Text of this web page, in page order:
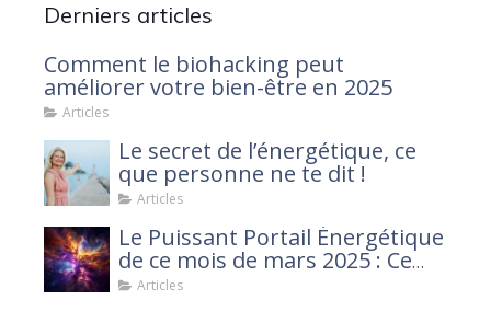
Derniers articles
Comment le biohacking peut
améliorer votre bien-être en 2025
Articles
Le secret de l’énergétique, ce
que personne ne te dit !
Articles
Le Puissant Portail Énergétique
de ce mois de mars 2025 : Ce
que tu dois savoir
Articles